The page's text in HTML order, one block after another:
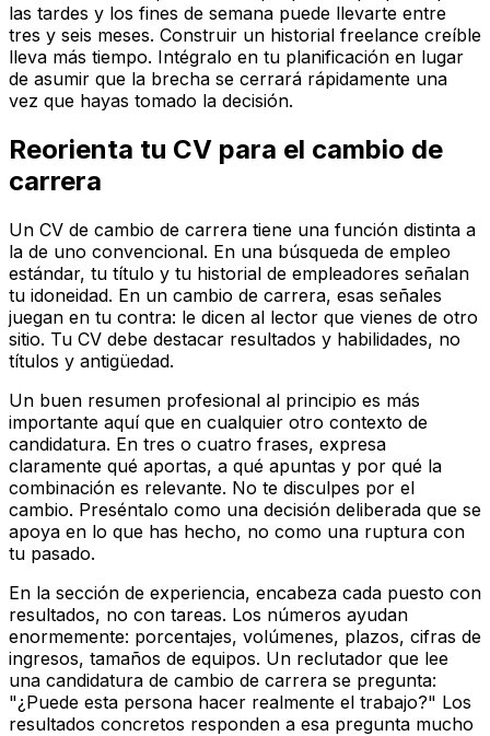
las tardes y los fines de semana puede llevarte entre
tres y seis meses. Construir un historial freelance creíble
lleva más tiempo. Intégralo en tu planificación en lugar
de asumir que la brecha se cerrará rápidamente una
vez que hayas tomado la decisión.
Reorienta tu CV para el cambio de
carrera
Un CV de cambio de carrera tiene una función distinta a
la de uno convencional. En una búsqueda de empleo
estándar, tu título y tu historial de empleadores señalan
tu idoneidad. En un cambio de carrera, esas señales
juegan en tu contra: le dicen al lector que vienes de otro
sitio. Tu CV debe destacar resultados y habilidades, no
títulos y antigüedad.
Un buen resumen profesional al principio es más
importante aquí que en cualquier otro contexto de
candidatura. En tres o cuatro frases, expresa
claramente qué aportas, a qué apuntas y por qué la
combinación es relevante. No te disculpes por el
cambio. Preséntalo como una decisión deliberada que se
apoya en lo que has hecho, no como una ruptura con
tu pasado.
En la sección de experiencia, encabeza cada puesto con
resultados, no con tareas. Los números ayudan
enormemente: porcentajes, volúmenes, plazos, cifras de
ingresos, tamaños de equipos. Un reclutador que lee
una candidatura de cambio de carrera se pregunta:
"¿Puede esta persona hacer realmente el trabajo?" Los
resultados concretos responden a esa pregunta mucho